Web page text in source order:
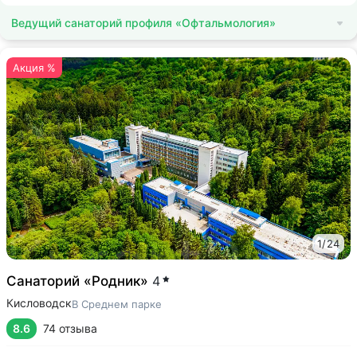
Ведущий санаторий профиля «Офтальмология»
Акция %
1/24
Санаторий «Родник» 4
КисловодскВ Среднем парке
8.6 74 отзыва